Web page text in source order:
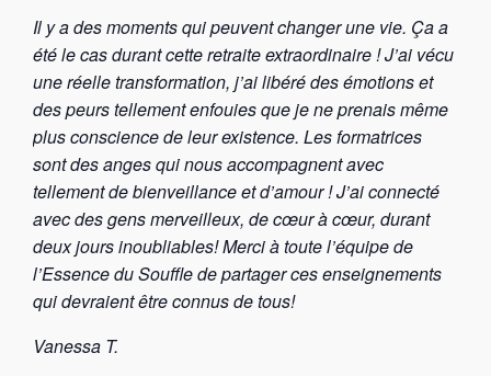
Il y a des moments qui peuvent changer une vie. Ça a
été le cas durant cette retraite extraordinaire ! J’ai vécu
une réelle transformation, j’ai libéré des émotions et
des peurs tellement enfouies que je ne prenais même
plus conscience de leur existence. Les formatrices
sont des anges qui nous accompagnent avec
tellement de bienveillance et d’amour ! J’ai connecté
avec des gens merveilleux, de cœur à cœur, durant
deux jours inoubliables! Merci à toute l’équipe de
l’Essence du Souffle de partager ces enseignements
qui devraient être connus de tous!
Vanessa T.